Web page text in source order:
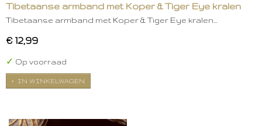
Tibetaanse armband met Koper & Tiger Eye kralen
Tibetaanse armband met Koper & Tiger Eye kralen…
€ 12,99
✓ Op voorraad
IN WINKELWAGEN